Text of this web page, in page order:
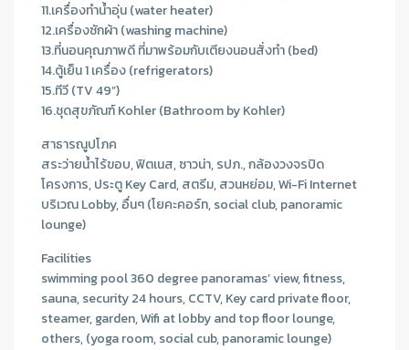
11.เครื่องทำน้ำอุ่น (water heater)
12.เครื่องซักผ้า (washing machine)
13.ที่นอนคุณภาพดี ที่มาพร้อมกับเตียงนอนสั่งทำ (bed)
14.ตู้เย็น 1 เครื่อง (refrigerators)
15.ทีวี (TV 49”)
16.ชุดสุขภัณฑ์ Kohler (Bathroom by Kohler)
สาธารณูปโภค
สระว่ายน้ำไร้ขอบ, ฟิตเนส, ซาวน่า, รปภ., กล้องวงจรปิด
โครงการ, ประตู Key Card, สตรีม, สวนหย่อม, Wi-Fi Internet
บริเวณ Lobby, อื่นๆ (โยคะคอร์ท, social club, panoramic
lounge)
Facilities
swimming pool 360 degree panoramas’ view, fitness,
sauna, security 24 hours, CCTV, Key card private floor,
steamer, garden, Wifi at lobby and top floor lounge,
others, (yoga room, social cub, panoramic lounge)